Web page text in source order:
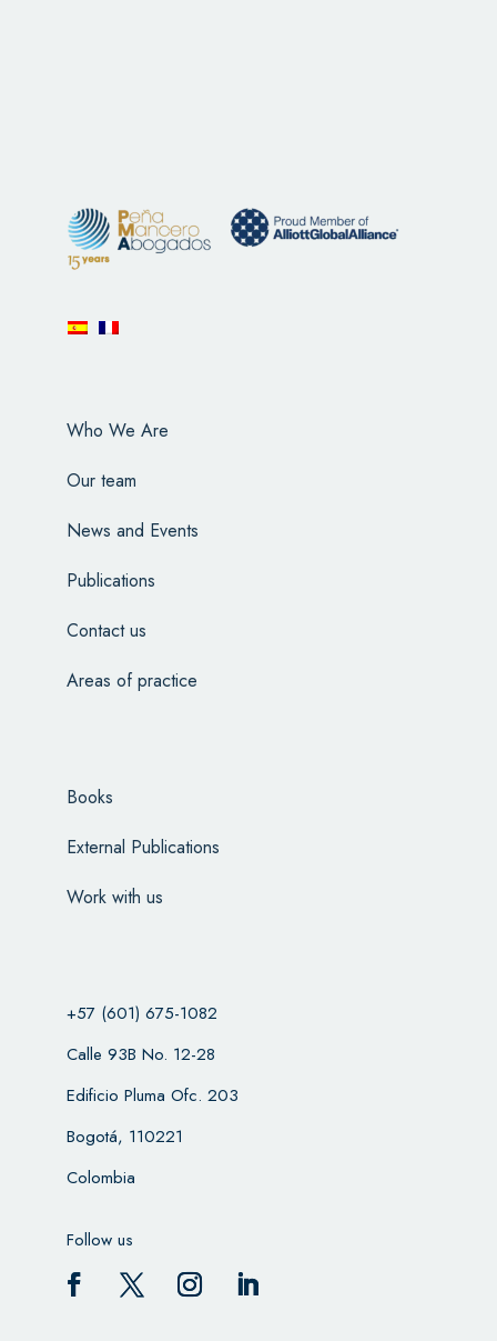
Who We Are
Our team
News and Events
Publications
Contact us
Areas of practice
Books
External Publications
Work with us
+57 (601) 675-1082
Calle 93B No. 12-28
Edificio Pluma Ofc. 203
Bogotá, 110221
Colombia
Follow us